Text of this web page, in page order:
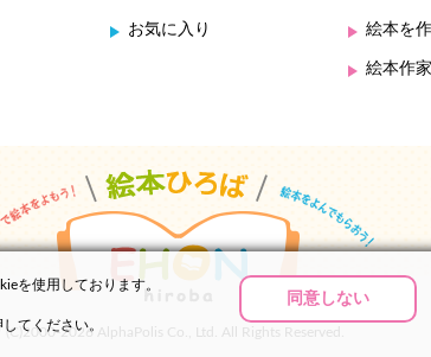
お気に入り 絵本を
絵本作
(C)2000-2026 AlphaPolis Co., Ltd. All Rights Reserved.
を使用しております。
てください。
同意しない